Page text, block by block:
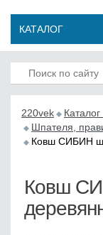
КАТАЛОГ
220vek
Шпателя,
Ковш СИБИН
Ковш